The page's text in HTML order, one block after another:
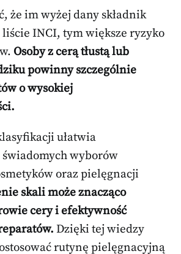
że im wyżej dany składnik
INCI, tym większe ryzyko
Osoby z cerą tłustą lub
powinny szczególnie
o wysokiej
ułatwia
wyborów
oraz pielęgnacji
skali może znacząco
cery i efektywność
Dzięki tej wiedzy
rutynę pielęgnacyjną